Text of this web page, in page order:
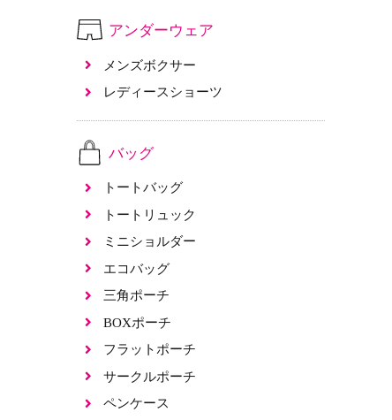
アンダーウェア
メンズボクサー
レディースショーツ
バッグ
トートバッグ
トートリュック
ミニショルダー
エコバッグ
三角ポーチ
BOXポーチ
フラットポーチ
サークルポーチ
ペンケース